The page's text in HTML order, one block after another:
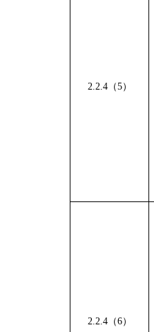
2.2.4（5）
2.2.4（6）